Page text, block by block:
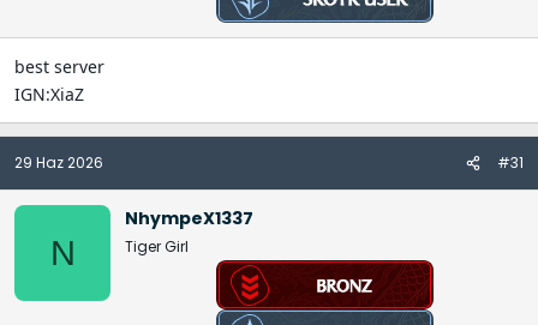
best server
IGN:XiaZ
29 Haz 2026 #31
N
NhympeX1337
Tiger Girl